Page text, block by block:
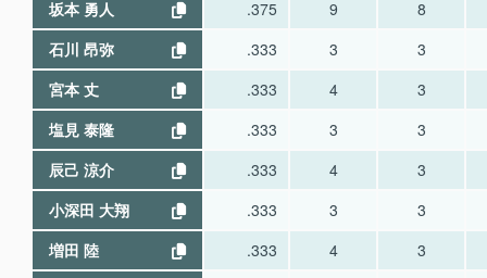
坂本 勇人 .375 9
8
石川 昂弥
.333 3
3
宮本 丈
.333 4
3
塩見 泰隆
.333 3
3
辰己 涼介
.333 4
3
小深田 大翔
.333 3
3
増田 陸
.333 4
3